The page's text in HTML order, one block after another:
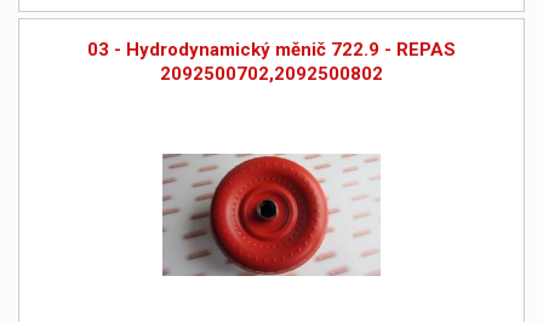
03 - Hydrodynamický měnič 722.9 - REPAS
2092500702,2092500802